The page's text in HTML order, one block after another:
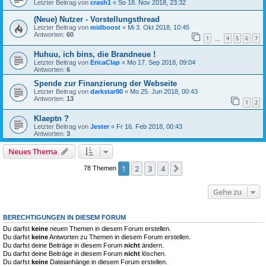
Letzter Beitrag von crash1 « So 18. Nov 2018, 23:32
(Neue) Nutzer - Vorstellungsthread
Letzter Beitrag von midboost « Mi 3. Okt 2018, 10:45
Antworten: 60 1 4 5 6 7
Huhuu, ich bins, die Brandneue !
Letzter Beitrag von EricaClap « Mo 17. Sep 2018, 09:04
Antworten: 6
Spende zur Finanzierung der Webseite
Letzter Beitrag von darkstar90 « Mo 25. Jun 2018, 00:43
Antworten: 13 1 2
Klaeptn ?
Letzter Beitrag von Jester « Fr 16. Feb 2018, 00:43
Antworten: 3
Neues Thema
78 Themen 1 2 3 4
Gehe zu
BERECHTIGUNGEN IN DIESEM FORUM
Du darfst keine neuen Themen in diesem Forum erstellen.
Du darfst keineAntworten zu Themen in diesem Forum erstellen.
Du darfst deine Beiträge in diesem Forum nicht ändern.
Du darfst deine Beiträge in diesem Forum nicht löschen.
Du darfst keine Dateianhänge in diesem Forum erstellen.